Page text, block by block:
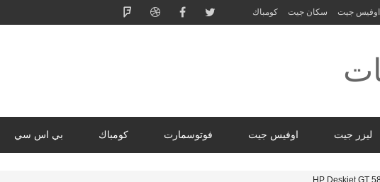
اوفيس جيت سكان جيت كومباك
ليزر جيت اوفيس جيت فوتوسمارت كومباك بي اس سي